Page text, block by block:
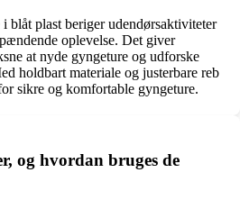
blåt plast beriger udendørsaktiviteter
oplevelse. Det giver
at nyde gyngeture og udforske
holdbart materiale og justerbare reb
sikre og komfortable gyngeture.
og hvordan bruges de